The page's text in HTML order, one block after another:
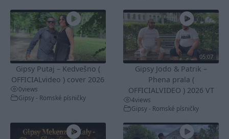
Gipsy Putaj – Kedvešno (
OFFICIALvideo ) cover 2026
0views
Gipsy - Romské písničky
05:07
Gipsy Jodo & Patrik –
Phena prala (
OFFICIALVIDEO ) 2026 VT
4views
Gipsy - Romské písničky